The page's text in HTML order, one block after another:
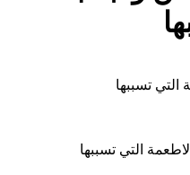
تسببها
التي تسببها